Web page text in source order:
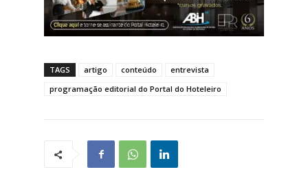
TAGS artigo conteúdo
entrevista
programação editorial do Portal do Hoteleiro